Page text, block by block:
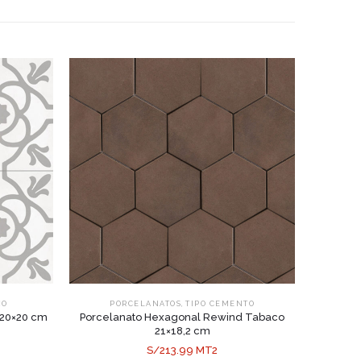
cm
PORCELANATOS, TIPO CEMENTO
Porcelanato Hexagonal Rewind Tabaco
21×18,2 cm
S/213.99 MT2